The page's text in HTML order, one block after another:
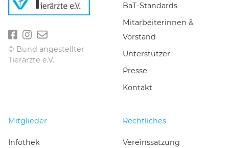
© Bund angestellter
Tierärzte e.V.
BaT-Standards
Mitarbeiterinnen &
Vorstand
Unterstützer
Presse
Kontakt
Mitglieder
Infothek
Rechtliches
Vereinssatzung